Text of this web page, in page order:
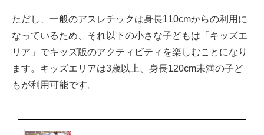
ただし、一般のアスレチックは身長110cmからの利用に
なっているため、それ以下の小さな子どもは「キッズエ
リア」でキッズ版のアクティビティを楽しむことになり
ます。キッズエリアは3歳以上、身長120cm未満の子ど
もが利用可能です。